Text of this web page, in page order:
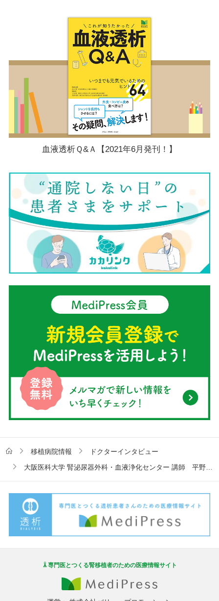
血液透析Ｑ&Ａ【2021年6月発刊！】
移植病院情報
ドクターインタビュー
大阪医科大学 腎泌尿器外科・血液浄化センター 講師 平野一先生インタビュー
専門医とつくる腎移植者のための医療情報サイト